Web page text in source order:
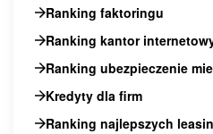
Ranking faktoringu
Ranking kantor
Ranking ubezpieczenie
Kredyty dla firm
Ranking najlepszych